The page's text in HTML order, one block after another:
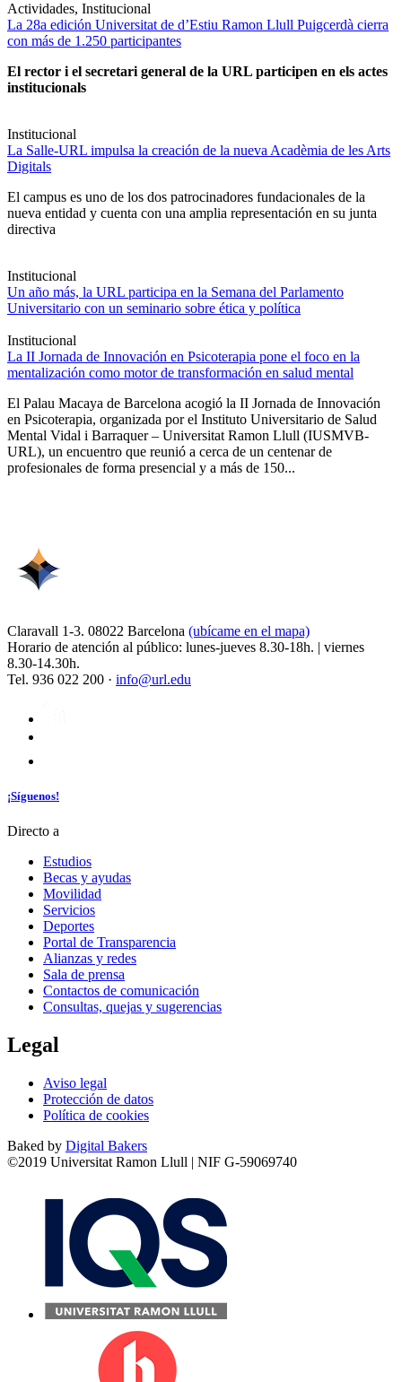
Actividades, Institucional
La 28a edición Universitat de d’Estiu Ramon Llull Puigcerdà cierra
con más de 1.250 participantes
El rector i el secretari general de la URL participen en els actes
institucionals
Institucional
La Salle-URL impulsa la creación de la nueva Acadèmia de les Arts
Digitals
El campus es uno de los dos patrocinadores fundacionales de la
nueva entidad y cuenta con una amplia representación en su junta
directiva
Institucional
Un año más, la URL participa en la Semana del Parlamento
Universitario con un seminario sobre ética y política
Institucional
La II Jornada de Innovación en Psicoterapia pone el foco en la
mentalización como motor de transformación en salud mental
El Palau Macaya de Barcelona acogió la II Jornada de Innovación
en Psicoterapia, organizada por el Instituto Universitario de Salud
Mental Vidal i Barraquer – Universitat Ramon Llull (IUSMVB-
URL), un encuentro que reunió a cerca de un centenar de
profesionales de forma presencial y a más de 150...
Claravall 1-3. 08022 Barcelona (ubícame en el mapa)
Horario de atención al público: lunes-jueves 8.30-18h. | viernes
8.30-14.30h.
Tel. 936 022 200 · info@url.edu
¡Síguenos!
Directo a
Estudios
Becas y ayudas
Movilidad
Servicios
Deportes
Portal de Transparencia
Alianzas y redes
Sala de prensa
Contactos de comunicación
Consultas, quejas y sugerencias
Legal
Aviso legal
Protección de datos
Política de cookies
Baked by Digital Bakers
©2019 Universitat Ramon Llull | NIF G-59069740